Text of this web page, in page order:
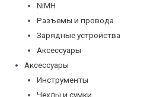
NiMH
Разъемы и провода
Зарядные устройства
Аксессуары
Аксессуары
Инструменты
Чехлы и сумки